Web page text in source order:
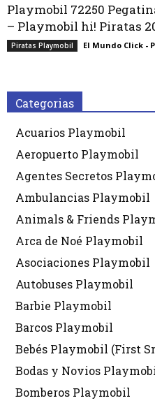
Playmobil 72250
– Playmobil hi! Piratas
Piratas Playmobil El Mundo Click -
Categorias
Acuarios Playmobil
Aeropuerto Playmobil
Agentes Secretos
Ambulancias Playmobil
Animals & Friends
Arca de Noé Playmobil
Asociaciones Playmobil
Autobuses Playmobil
Barbie Playmobil
Barcos Playmobil
Bebés Playmobil (First
Bodas y Novios
Bomberos Playmobil